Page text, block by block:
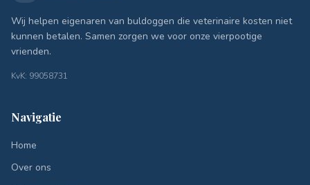
Wij helpen eigenaren van buldoggen die veterinaire kosten niet
kunnen betalen. Samen zorgen we voor onze vierpootige
vrienden.
KvK: 99058731
Navigatie
Home
Over ons